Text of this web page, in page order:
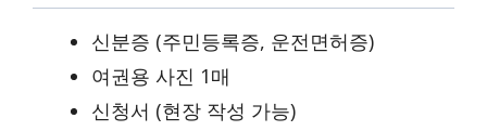
신분증 (주민등록증, 운전면허증)
여권용 사진 1매
신청서 (현장 작성 가능)